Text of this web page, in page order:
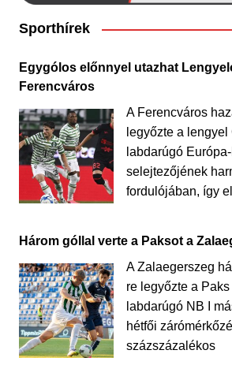
Sporthírek
Egygólos előnnyel utazhat
Ferencváros
A Ferencváros
legyőzte a
labdarúgó
selejtezőjének
fordulójában, így
Három góllal verte a Paksot a
A Zalaegerszeg
re legyőzte a
labdarúgó NB I
hétfői
százszázalékos